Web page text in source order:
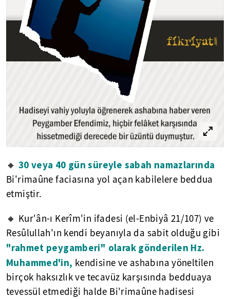
🔸 30 veya 40 gün süreyle sabah namazlarında
Bi'rimaûne faciasına yol açan kabilelere beddua
etmiştir.
🔸 Kur'ân-ı Kerîm'in ifadesi (el-Enbiyâ 21/107) ve
Resûlullah'ın kendi beyanıyla da sabit olduğu gibi
"rahmet peygamberi" olarak gönderilen Hz.
Muhammed'in, kendisine ve ashabına yöneltilen
birçok haksızlık ve tecavüz karşısında bedduaya
tevessül etmediği halde Bi'rimaûne hadisesi